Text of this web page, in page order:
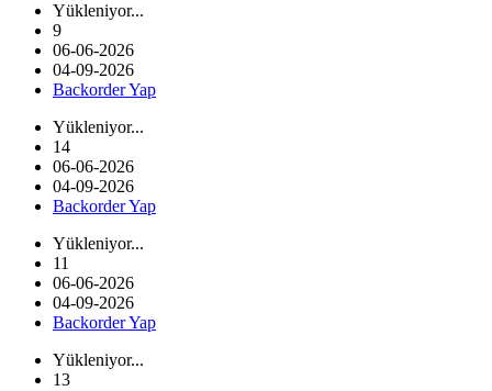
Yükleniyor...
9
06-06-2026
04-09-2026
Backorder Yap
Yükleniyor...
14
06-06-2026
04-09-2026
Backorder Yap
Yükleniyor...
11
06-06-2026
04-09-2026
Backorder Yap
Yükleniyor...
13